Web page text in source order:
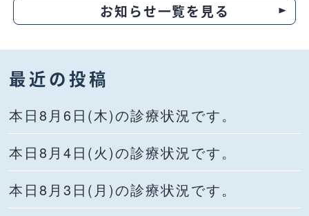
お知らせ一覧を見る
最近の投稿
本日8月6日(木)の診療状況です。
本日8月4日(火)の診療状況です。
本日8月3日(月)の診療状況です。